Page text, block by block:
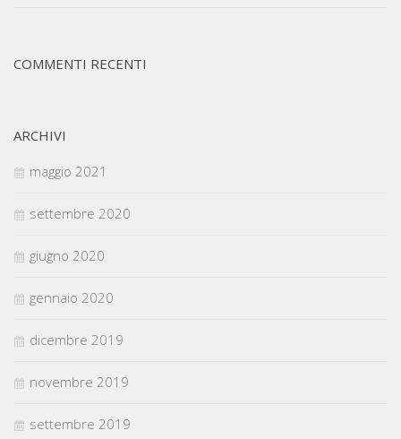
COMMENTI RECENTI
ARCHIVI
maggio 2021
settembre 2020
giugno 2020
gennaio 2020
dicembre 2019
novembre 2019
settembre 2019